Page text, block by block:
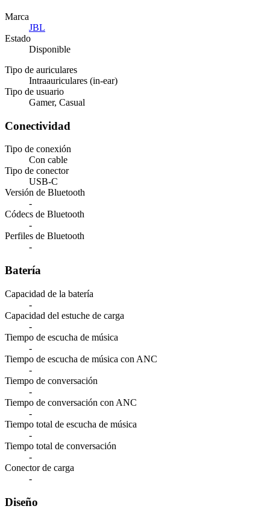
Marca
JBL
Estado
Disponible
Tipo de auriculares
Intraauriculares (in-ear)
Tipo de usuario
Gamer, Casual
Conectividad
Tipo de conexión
Con cable
Tipo de conector
USB-C
Versión de Bluetooth
-
Códecs de Bluetooth
-
Perfiles de Bluetooth
-
Batería
Capacidad de la batería
-
Capacidad del estuche de carga
-
Tiempo de escucha de música
-
Tiempo de escucha de música con ANC
-
Tiempo de conversación
-
Tiempo de conversación con ANC
-
Tiempo total de escucha de música
-
Tiempo total de conversación
-
Conector de carga
-
Diseño